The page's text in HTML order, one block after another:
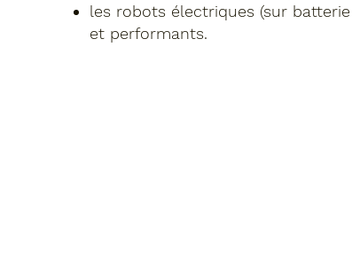
les robots électriques (sur
et performants.